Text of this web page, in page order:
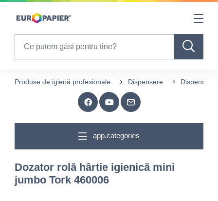
Table Of Content
Produse de igienă profesionale Dispensere Dispensere
app.categories
Dozator rolă hârtie igienică mini
jumbo Tork 460006